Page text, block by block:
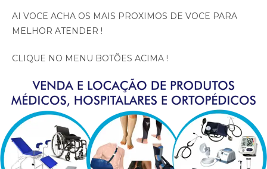
AI VOCE ACHA OS MAIS PROXIMOS DE VOCE PARA
MELHOR ATENDER !
CLIQUE NO MENU BOTÕES ACIMA !